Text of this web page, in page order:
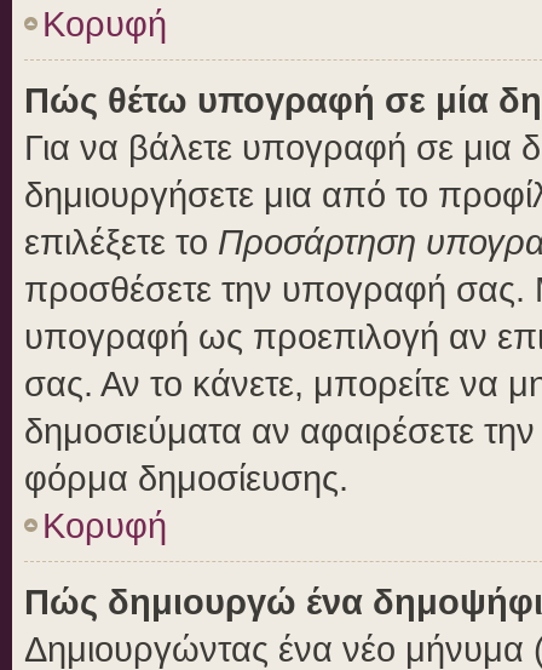
Κορυφή
Πώς θέτω υπογραφή σε μία
Για να βάλετε υπογραφή σε μια
δημιουργήσετε μια από το
επιλέξετε το Προσάρτηση
προσθέσετε την υπογραφή σας.
υπογραφή ως προεπιλογή αν
σας. Αν το κάνετε, μπορείτε να
δημοσιεύματα αν αφαιρέσετε
φόρμα δημοσίευσης.
Κορυφή
Πώς δημιουργώ ένα
Δημιουργώντας ένα νέο μήνυμα